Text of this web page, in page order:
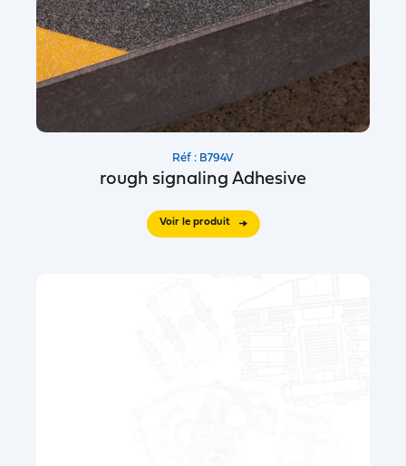
Réf : B794V
rough signaling Adhesive
Voir le produit